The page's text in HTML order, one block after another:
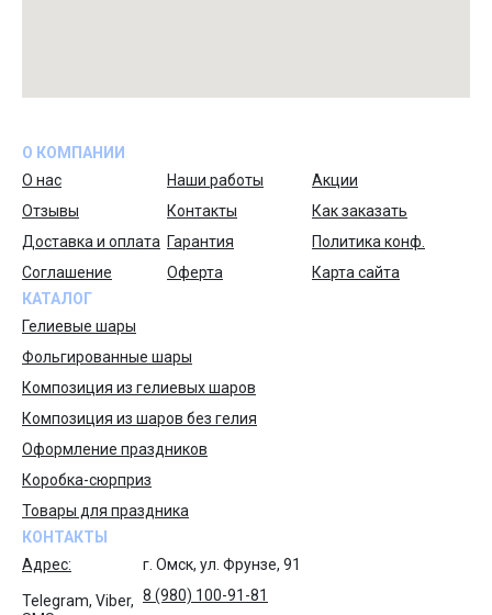
О КОМПАНИИ
О нас
Наши работы
Акции
Отзывы
Контакты
Как заказать
Доставка и оплата Гарантия
Политика конф.
Соглашение
Оферта
Карта сайта
КАТАЛОГ
Гелиевые шары
Фольгированные шары
Композиция из гелиевых шаров
Композиция из шаров без гелия
Оформление праздников
Коробка-сюрприз
Товары для праздника
КОНТАКТЫ
Адрес:
г. Омск, ул. Фрунзе, 91
Telegram, Viber, 8 (980) 100-91-81